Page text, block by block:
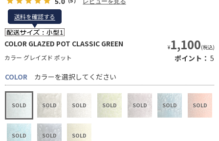
送料を確認する
送料を確認する
COLOR GLAZED POT CLASSIC GREEN
カラー グレイズド ポット
¥1,100(税込)
ポイント： 5
COLOR
カラーを選択してください